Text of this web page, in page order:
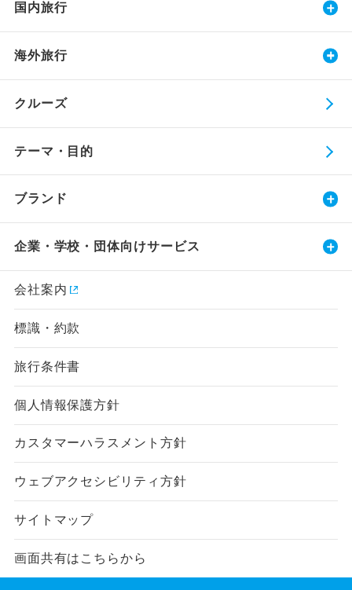
国内旅行
海外旅行
クルーズ
テーマ・目的
ブランド
企業・学校・団体向けサービス
会社案内
標識・約款
旅行条件書
個人情報保護方針
カスタマーハラスメント方針
ウェブアクセシビリティ方針
サイトマップ
画面共有はこちらから